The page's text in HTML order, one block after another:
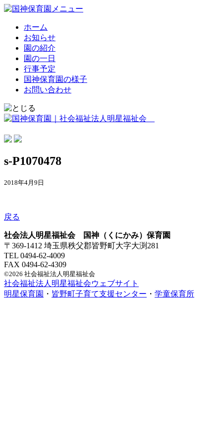
ホーム
お知らせ
園の紹介
園の一日
行事予定
国神保育園の様子
お問い合わせ
s-P1070478
2018年4月9日
戻る
社会法人明星福祉会 国神（くにかみ）保育園
〒369-1412 埼玉県秩父郡皆野町大字大渕281
TEL 0494-62-4009
FAX 0494-62-4309
©2026 社会福祉法人明星福祉会
社会福祉法人明星福祉会ウェブサイト
明星保育園 ・ 皆野町子育て支援センター ・ 学童保育所